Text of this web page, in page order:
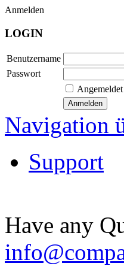
Anmelden
LOGIN
Benutzername
Passwort
Navigation
Support
Have any